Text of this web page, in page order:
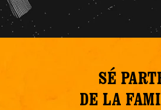
SÉ
DE LA